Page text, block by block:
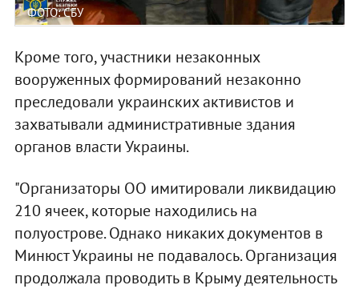
ФОТО: СБУ
Кроме того, участники незаконных
вооруженных формирований незаконно
преследовали украинских активистов и
захватывали административные здания
органов власти Украины.
"Организаторы ОО имитировали ликвидацию
210 ячеек, которые находились на
полуострове. Однако никаких документов в
Минюст Украины не подавалось. Организация
продолжала проводить в Крыму деятельность